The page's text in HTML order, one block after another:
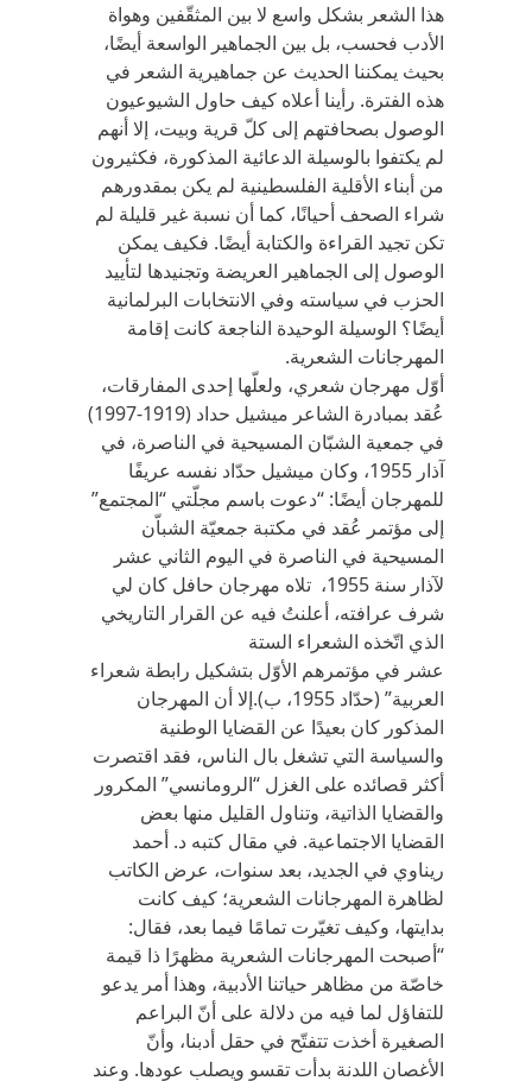
هذا الشعر بشكل واسع لا بين المثقّفين وهواة
الأدب فحسب، بل بين الجماهير الواسعة أيضًا،
بحيث يمكننا الحديث عن جماهيرية الشعر في
هذه الفترة. رأينا أعلاه كيف حاول الشيوعيون
الوصول بصحافتهم إلى كلّ قرية وبيت، إلا أنهم
لم يكتفوا بالوسيلة الدعائية المذكورة، فكثيرون
من أبناء الأقلية الفلسطينية لم يكن بمقدورهم
شراء الصحف أحيانًا، كما أن نسبة غير قليلة لم
تكن تجيد القراءة والكتابة أيضًا. فكيف يمكن
الوصول إلى الجماهير العريضة وتجنيدها لتأييد
الحزب في سياسته وفي الانتخابات البرلمانية
أيضًا؟ الوسيلة الوحيدة الناجعة كانت إقامة
المهرجانات الشعرية.
أوّل مهرجان شعري، ولعلّها إحدى المفارقات،
عُقد بمبادرة الشاعر ميشيل حداد (1919-1997)
في جمعية الشبّان المسيحية في الناصرة، في
آذار 1955، وكان ميشيل حدّاد نفسه عريفًا
للمهرجان أيضًا: “دعوت باسم مجلّتي “المجتمع”
إلى مؤتمر عُقد في مكتبة جمعيّة الشباّن
المسيحية في الناصرة في اليوم الثاني عشر
لآذار سنة 1955، تلاه مهرجان حافل كان لي
شرف عرافته، أعلنتُ فيه عن القرار التاريخي
الذي اتّخذه الشعراء الستة
عشر في مؤتمرهم الأوّل بتشكيل رابطة شعراء
العربية” (حدّاد 1955، ب).إلا أن المهرجان
المذكور كان بعيدًا عن القضايا الوطنية
والسياسة التي تشغل بال الناس، فقد اقتصرت
أكثر قصائده على الغزل “الرومانسي” المكرور
والقضايا الذاتية، وتناول القليل منها بعض
القضايا الاجتماعية. في مقال كتبه د. أحمد
ريناوي في الجديد، بعد سنوات، عرض الكاتب
لظاهرة المهرجانات الشعرية؛ كيف كانت
بدايتها، وكيف تغيّرت تمامًا فيما بعد، فقال:
“أصبحت المهرجانات الشعرية مظهرًا ذا قيمة
خاصّة من مظاهر حياتنا الأدبية، وهذا أمر يدعو
للتفاؤل لما فيه من دلالة على أنّ البراعم
الصغيرة أخذت تتفتّح في حقل أدبنا، وأنّ
الأغصان اللدنة بدأت تقسو ويصلب عودها. وعند